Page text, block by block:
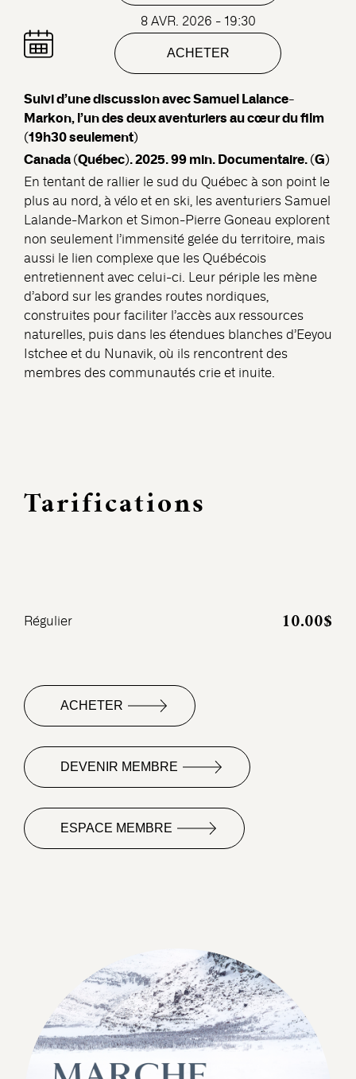
8 AVR. 2026 - 19:30
ACHETER
Suivi d’une discussion avecSamuel Lalance-
Markon, l’un des deux aventuriers au cœur du film
(19h30 seulement)
Canada (Québec). 2025. 99 min. Documentaire. (G)
En tentant de rallier le sud du Québec à son point le
plus au nord, à vélo et en ski, les aventuriers Samuel
Lalande-Markon et Simon-Pierre Goneau explorent
non seulement l’immensité gelée du territoire, mais
aussi le lien complexe que les Québécois
entretiennent avec celui-ci. Leur périple les mène
d’abord sur les grandes routes nordiques,
construites pour faciliter l’accès aux ressources
naturelles, puis dans les étendues blanches d’Eeyou
Istchee et du Nunavik, où ils rencontrent des
membres des communautés crie et inuite.
Tarifications
Régulier 10.00$
ACHETER
DEVENIR MEMBRE
ESPACE MEMBRE